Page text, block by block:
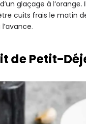
glaçage à l’orange.
cuits frais le matin
de Petit-